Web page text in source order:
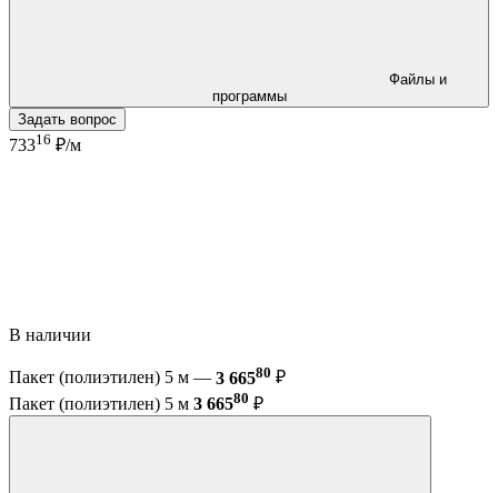
программы
Задать вопрос
73316 ₽/м
В наличии
Пакет (полиэтилен) 5 м — 3 66580 ₽
Пакет (полиэтилен) 5 м 3 66580 ₽